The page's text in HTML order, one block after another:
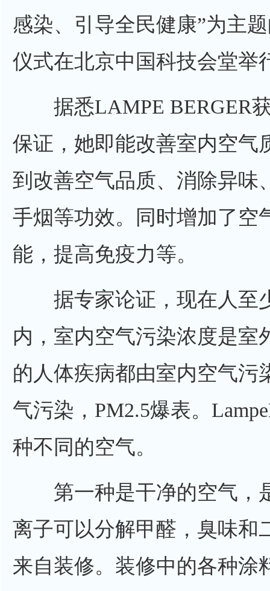
感染、引导全民健康”为主
仪式在北京中国科技会堂举
据悉LAMPE BERGER获
保证，她即能改善室内空气
到改善空气品质、消除异味
手烟等功效。同时增加了空
能，提高免疫力等。
据专家论证，现在人至
内，室内空气污染浓度是室
的人体疾病都由室内空气污
气污染，PM2.5爆表。
种不同的空气。
第一种是干净的空气，
离子可以分解甲醛，臭味和
来自装修。装修中的各种涂